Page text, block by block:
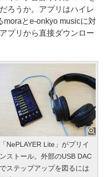
ろうか。アプリはハイレ
moraとe-onkyo musicに対
プリから直接ダウンロー
「NePLAYER Lite」がプリイ
ンストール。外部のUSB DAC
でステップアップを図るには